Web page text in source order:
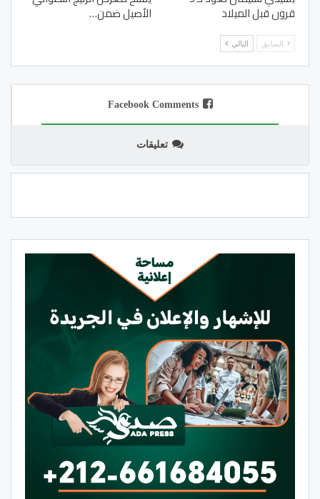
قرون قبل الميلاد الأصيل ضمن…
السابق التالي
Facebook Comments
تعليقات